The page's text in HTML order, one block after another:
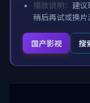
播放说明： 建议
稍后再试或换片
国产影视 搜